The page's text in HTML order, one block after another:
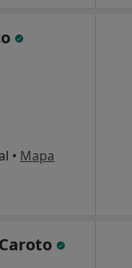
• Mapa